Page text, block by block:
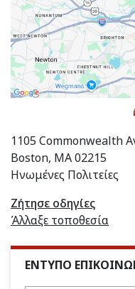
1105 Commonwealth
Boston, MA 02215
Ηνωμένες Πολιτείες
Ζήτησε οδηγίες
Άλλαξε τοποθεσία
ΕΝΤΥΠΟ